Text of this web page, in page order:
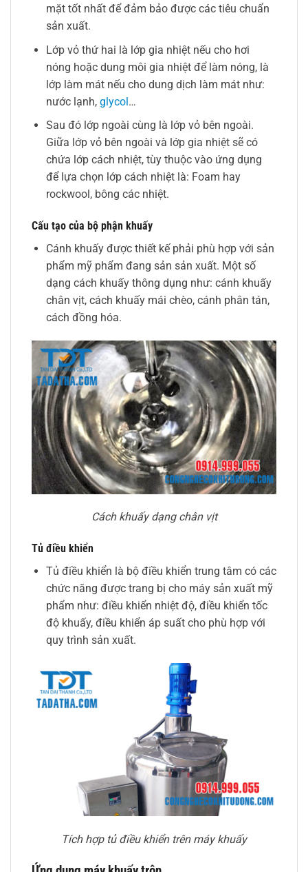
mặt tốt nhất để đảm bảo được các tiêu chuẩn
sản xuất.
Lớp vỏ thứ hai là lớp gia nhiệt nếu cho hơi
nóng hoặc dung môi gia nhiệt để làm nóng, là
lớp làm mát nếu cho dung dịch làm mát như:
nước lạnh, glycol…
Sau đó lớp ngoài cùng là lớp vỏ bên ngoài.
Giữa lớp vỏ bên ngoài và lớp gia nhiệt sẽ có
chứa lớp cách nhiệt, tùy thuộc vào ứng dụng
để lựa chọn lớp cách nhiệt là: Foam hay
rockwool, bông các nhiệt.
Cấu tạo của bộ phận khuấy
Cánh khuấy được thiết kế phải phù hợp với sản
phẩm mỹ phẩm đang sản sản xuất. Một số
dạng cách khuấy thông dụng như: cánh khuấy
chân vịt, cách khuấy mái chèo, cánh phân tán,
cách đồng hóa.
Cách khuấy dạng chân vịt
Tủ điều khiển
Tủ điều khiển là bộ điều khiển trung tâm có các
chức năng được trang bị cho máy sản xuất mỹ
phẩm như: điều khiển nhiệt độ, điều khiển tốc
độ khuấy, điều khiển áp suất cho phù hợp với
quy trình sản xuất.
Tích hợp tủ điều khiển trên máy khuấy